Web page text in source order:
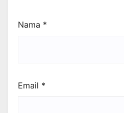
Nama *
Email *